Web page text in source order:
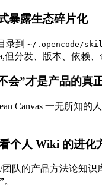
暴露生态碎片化
录到 ~/.opencode/
但分发、版本、依赖
会”才是产品的真
Canvas 一无所知
个人 Wiki 的进化
队的产品方法论知
。